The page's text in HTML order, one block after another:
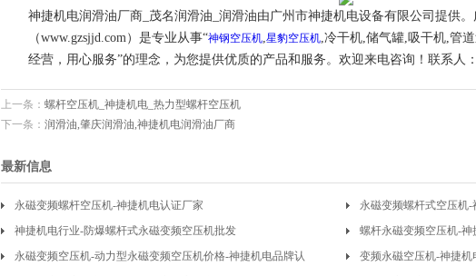
神捷机电润滑油厂商_茂名润滑油_润滑油由广州市神捷机电设备有限公司提供
（www.gzsjjd.com）是专业从事“神钢空压机,星豹空压机,冷干机,储气罐,吸干机,管
经营，用心服务”的理念，为您提供优质的产品和服务。欢迎来电咨询！联系人：
上一条： 螺杆空压机_神捷机电_热力型螺杆空压机
下一条： 润滑油,肇庆润滑油,神捷机电润滑油厂商
最新信息
永磁变频螺杆空压机-神捷机电认证厂家
永磁变频螺杆式空压机-
神捷机电行业-防爆螺杆式永磁变频空压机批发
螺杆永磁变频空压机-
价
永磁变频空压机-动力型永磁变频空压机价格-神捷机电品牌认
变频永磁空压机-神捷